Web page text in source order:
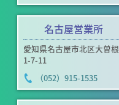
名古屋営業所
愛知県名古屋市北区大曽根
1-7-11
（052）915-1535